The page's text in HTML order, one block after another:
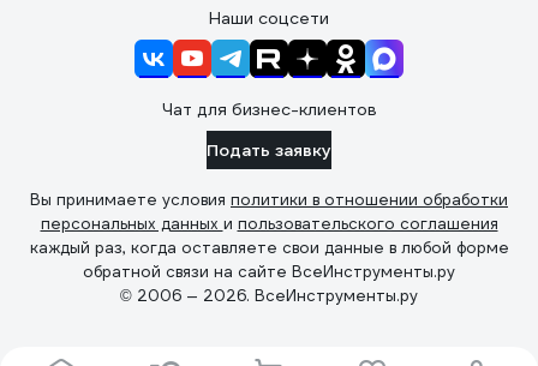
Наши соцсети
Чат для бизнес-клиентов
Подать заявку
Вы принимаете условия политики в отношении обработки
персональных данных и пользовательского соглашения
каждый раз, когда оставляете свои данные в любой форме
обратной связи на сайте ВсеИнструменты.ру
© 2006 — 2026. ВсеИнструменты.ру